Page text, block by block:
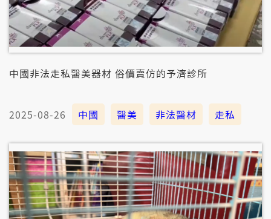
中國非法走私醫美器材 俗價賣仿的予濟診所
2025-08-26 中國 醫美 非法醫材 走私